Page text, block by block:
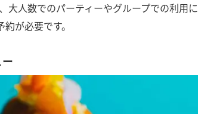
大人数でのパーティーやグループでの利用に
が必要です。